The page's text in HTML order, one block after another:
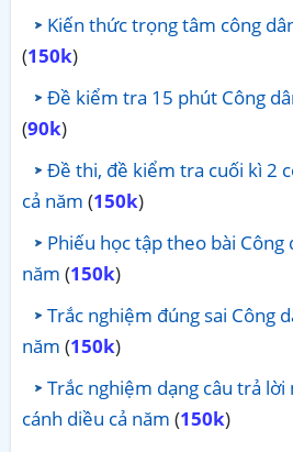
Kiến thức trọng tâm công
(150k)
Đề kiểm tra 15 phút Công
(90k)
Đề thi, đề kiểm tra cuối kì 2
cả năm (150k)
Phiếu học tập theo bài Công
năm (150k)
Trắc nghiệm đúng sai Công
năm (150k)
Trắc nghiệm dạng câu trả lời
cánh diều cả năm (150k)